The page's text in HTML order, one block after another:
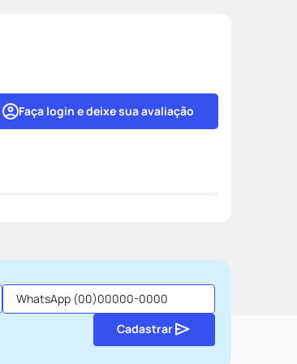
Faça login e deixe sua avaliação
Cadastrar